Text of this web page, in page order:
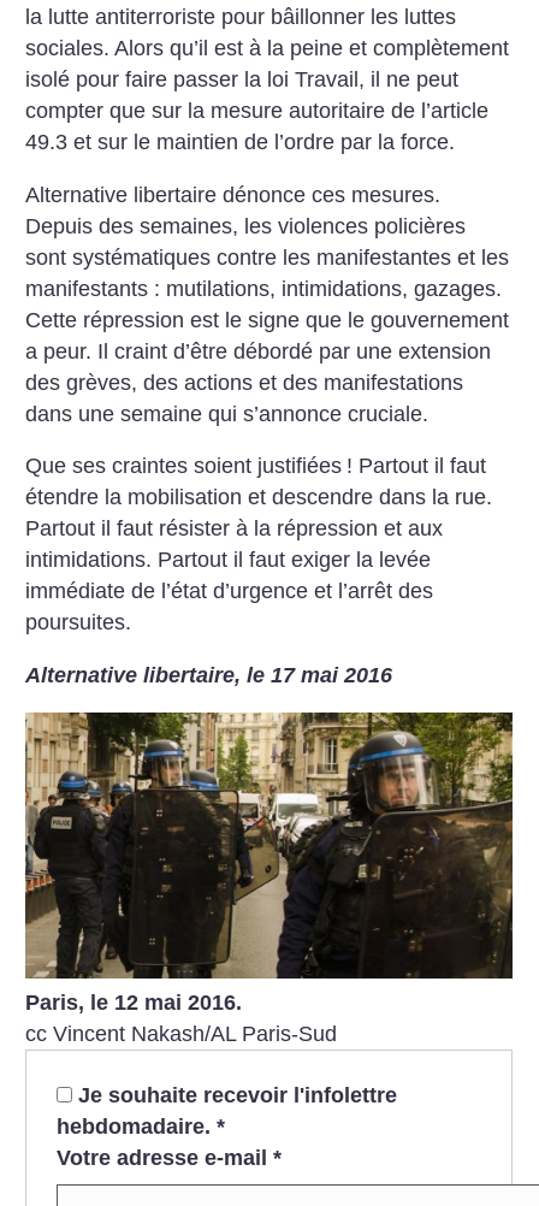
la lutte antiterroriste pour bâillonner les luttes
sociales. Alors qu’il est à la peine et complètement
isolé pour faire passer la loi Travail, il ne peut
compter que sur la mesure autoritaire de l’article
49.3 et sur le maintien de l’ordre par la force.
Alternative libertaire dénonce ces mesures.
Depuis des semaines, les violences policières
sont systématiques contre les manifestantes et les
manifestants : mutilations, intimidations, gazages.
Cette répression est le signe que le gouvernement
a peur. Il craint d’être débordé par une extension
des grèves, des actions et des manifestations
dans une semaine qui s’annonce cruciale.
Que ses craintes soient justifiées ! Partout il faut
étendre la mobilisation et descendre dans la rue.
Partout il faut résister à la répression et aux
intimidations. Partout il faut exiger la levée
immédiate de l’état d’urgence et l’arrêt des
poursuites.
Alternative libertaire, le 17 mai 2016
Paris, le 12 mai 2016.
cc Vincent Nakash/AL Paris-Sud
Je souhaite recevoir l'infolettre
hebdomadaire. *
Votre adresse e-mail *